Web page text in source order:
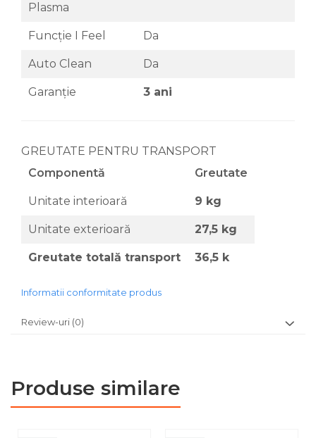
Plasma
Funcție I Feel Da
Auto Clean Da
Garanție 3 ani
GREUTATE PENTRU TRANSPORT
Componentă
Greutate
Unitate interioară 9 kg
Unitate exterioară 27,5 kg
Greutate totală transport 36,5 k
Informatii conformitate produs
Review-uri (0)
Produse similare